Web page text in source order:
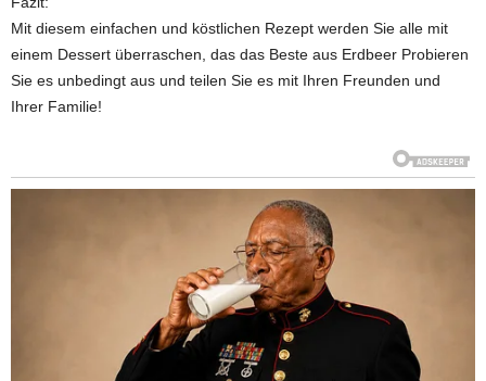
Mit diesem einfachen und köstlichen Rezept werden Sie alle mit
einem Dessert überraschen, das das Beste aus Erdbeer Probieren
Sie es unbedingt aus und teilen Sie es mit Ihren Freunden und
Ihrer Familie!